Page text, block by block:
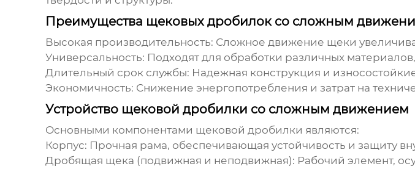
Преимущества щековых дробилок со сложным
Высокая производительность: Сложное движение щеки
Универсальность: Подходят для обработки различных
Длительный срок службы: Надежная конструкция и
Экономичность: Снижение энергопотребления и затрат на
Устройство щековой дробилки со сложным движением
Основными компонентами щековой дробилки являются:
Корпус: Прочная рама, обеспечивающая устойчивость и защиту
Дробящая щека (подвижная и неподвижная): Рабочий элемент,